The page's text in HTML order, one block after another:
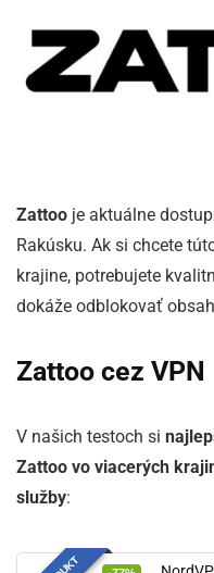
Zattoo je aktuálne
Rakúsku. Ak si chcete
krajine, potrebujete
dokáže odblokovať
Zattoo cez VPN
V našich testoch si
Zattoo vo viacerých
služby: